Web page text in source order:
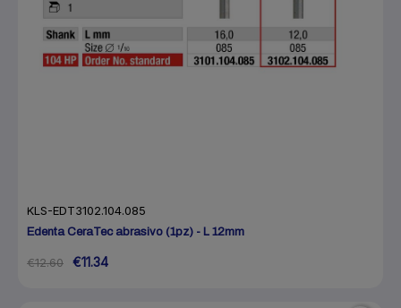
KLS-EDT3102.104.085
Edenta CeraTec abrasivo (1pz) - L 12mm
€12.60 €11.34